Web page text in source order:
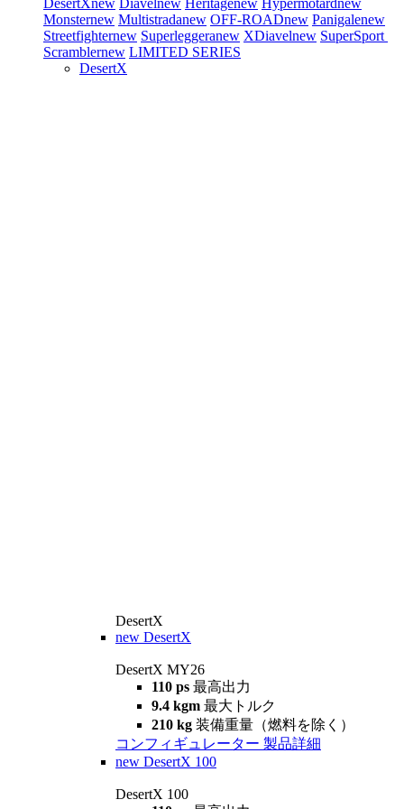
DesertXnew Diavelnew Heritagenew Hypermotardnew
Monsternew Multistradanew OFF-ROADnew Panigalenew
Streetfighternew Superleggeranew XDiavelnew SuperSport
Scramblernew LIMITED SERIES
DesertX
DesertX
new DesertX
DesertX MY26
110 ps 最高出力
9.4 kgm 最大トルク
210 kg 装備重量（燃料を除く）
コンフィギュレーター 製品詳細
new DesertX 100
DesertX 100